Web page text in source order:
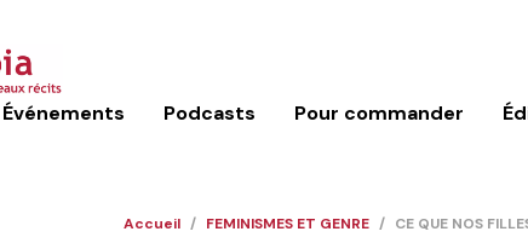
Événements Podcasts Pour commander
Accueil / FEMINISMES ET GENRE / CE QUE NOS